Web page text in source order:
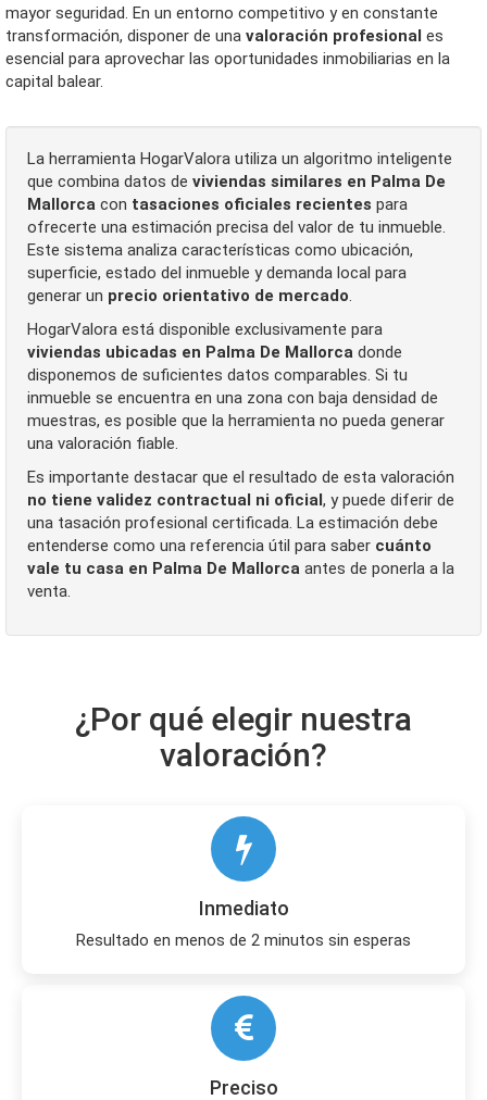
mayor seguridad. En un entorno competitivo y en constante
transformación, disponer de una valoración profesional es
esencial para aprovechar las oportunidades inmobiliarias en la
capital balear.
La herramienta HogarValora utiliza un algoritmo inteligente
que combina datos de viviendas similares en Palma De
Mallorca con tasaciones oficiales recientes para
ofrecerte una estimación precisa del valor de tu inmueble.
Este sistema analiza características como ubicación,
superficie, estado del inmueble y demanda local para
generar un precio orientativo de mercado
HogarValora está disponible exclusivamente para
viviendas ubicadas en Palma De Mallorca donde
disponemos de suficientes datos comparables. Si tu
inmueble se encuentra en una zona con baja densidad de
muestras, es posible que la herramienta no pueda generar
una valoración fiable.
Es importante destacar que el resultado de esta valoración
no tiene validez contractual ni oficial, y puede diferir de
una tasación profesional certificada. La estimación debe
entenderse como una referencia útil para saber cuánto
vale tu casa en Palma De Mallorca antes de ponerla a la
venta.
¿Por qué elegir nuestra
valoración?
Inmediato
Resultado en menos de 2 minutos sin esperas
Preciso